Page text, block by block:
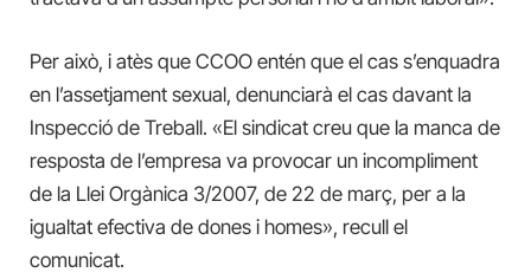
Per això, i atès que CCOO entén que el cas s’enquadra
en l’assetjament sexual, denunciarà el cas davant la
Inspecció de Treball. «El sindicat creu que la manca de
resposta de l’empresa va provocar un incompliment
de la Llei Orgànica 3/2007, de 22 de març, per a la
igualtat efectiva de dones i homes», recull el
comunicat.